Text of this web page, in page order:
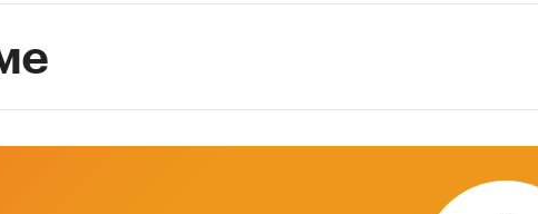
отрасли
прогнозирования
данных государственных органов статистики